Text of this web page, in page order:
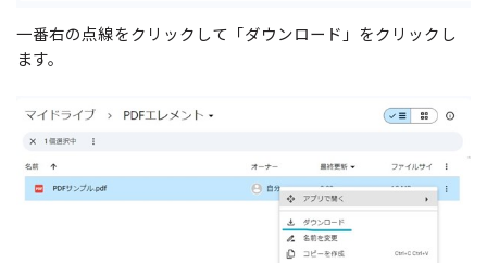
一番右の点線をクリックして「ダウンロード」をクリックし
ます。